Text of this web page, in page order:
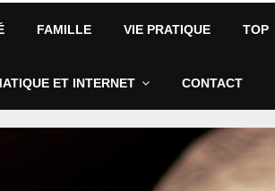
FAMILLE VIE PRATIQUE TOP
ET INTERNET CONTACT